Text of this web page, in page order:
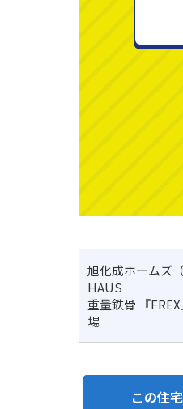
旭化成ホームズ
HAUS
重量鉄骨 『
場
この住